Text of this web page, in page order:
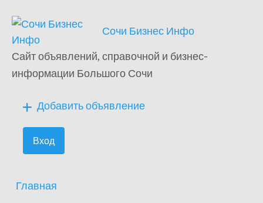
Сочи Бизнес Инфо
Сайт объявлений, справочной и бизнес-
информации Большого Сочи
Добавить объявление
Вход
Главная